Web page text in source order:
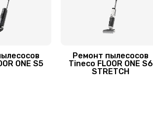
ONE S5
Ремонт пылесосов
Tineco FLOOR ONE S6
STRETCH